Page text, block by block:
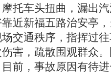
托车头扭曲，漏出
近新福五路治安亭
交通秩序，指挥过
害，疏散围观群众
前，事故原因有待